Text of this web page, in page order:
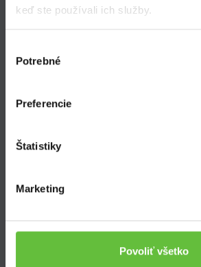
keď ste používali ich služby.
súhlasu
Potrebné
Preferencie
Štatistiky
Marketing
Povoliť všetko
Kontakt
Supersused.sk s.r.o.